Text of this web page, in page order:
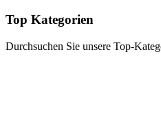
Top Kategorien
Durchsuchen Sie unsere Top-